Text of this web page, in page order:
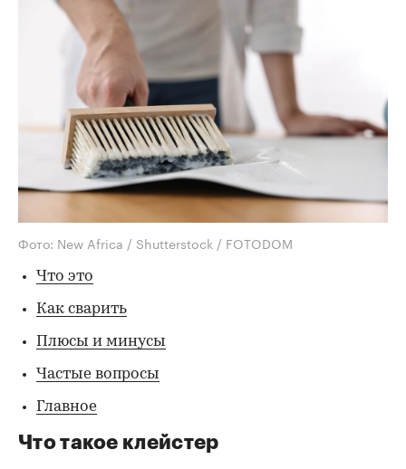
Фото: New Africa / Shutterstock / FOTODOM
Что это
Как сварить
Плюсы и минусы
Частые вопросы
Главное
Что такое клейстер